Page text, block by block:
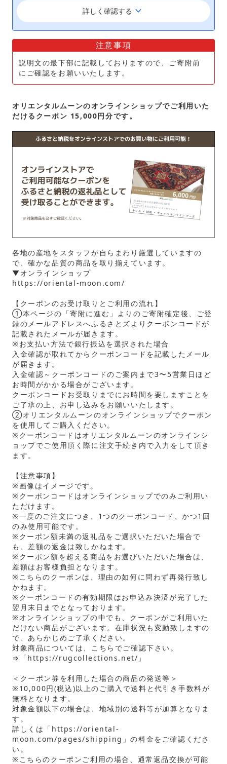
詳しく確認する keyboard_arrow_down
注意事項
説明文の最下部に記載しておりますので、ご寄附前
にご確認をお願いいたします。
オリエンタルムーンのオンラインショップでご利用いた
だけるクーポン 15,000円分です。
各地の産地をスタッフが自らまわり厳選していますの
で、確かな品質の商品を取り揃えています。
▼オンラインショップ
https://oriental-moon.com/
【クーポンのお受け取りとご利用の流れ】
①本ページの「寄附に進む」よりのご寄附確定後、ご登
録のメールアドレスへふるさとズよりクーポンコードが
記載されたメールが届きます。
※お支払い方法で銀行振込を選択された場合
入金確認が取れてからクーポンコードを記載したメール
が届きます。
入金確認～クーポンコードのご案内まで3〜5営業日ほど
お時間がかかる場合がございます。
クーポンコードお受取りまでにお時間を要しますことを
ご了承の上、お申し込みをお願いいたします。
②オリエンタルムーンのオンラインショップでクーポン
を使用してご購入ください。
※クーポンコードはオリエンタルムーンのオンラインシ
ョップでご使用頂く際に注文手続き内で入力をして頂き
ます。
【注意事項】
※画像はイメージです。
※クーポンコードはオンラインショップでのみご利用い
ただけます。
※一度のご注文につき、1つのクーポンコード、かつ1回
のみ使用可能です。
※クーポン額未満の返礼品をご選択いただいた場合で
も、差額の返金は致しかねます。
※クーポン額を超える商品をお選びいただいた場合は、
差額はお客様負担となります。
※こちらのクーポンは、理由の如何に問わず再発行致し
かねます。
※クーポンコードの有効期限はお申込み決済が完了した
翌月末日までとなっております。
※オンラインショップの中でも、クーポンがご利用いた
だけない商品がございます。在庫状況も変動致しますの
で、あらかじめご了承ください。
対象商品については、こちらでご確認下さい。
⇒「https://rugcollections.net/ 」
＜クーポン券を利用した場合の商品の発送等＞
※10,000円(税込)以上のご購入で送料と代引き手数料が
無料となります。
対象金額以下の場合は、地域別の送料等が加算となりま
す。
詳しくは「 https://oriental-
moon.com/pages/shipping 」の料金をご確認くださ
い。
※こちらのクーポンご利用の場合、通常返品交換が可能